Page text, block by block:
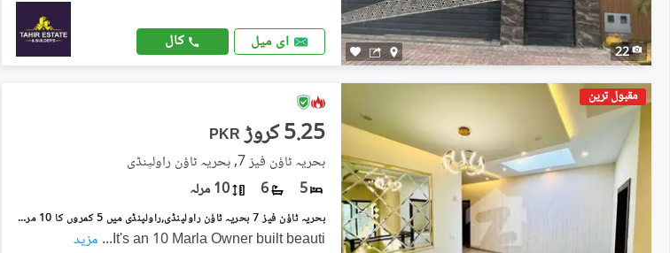
22 ای میل کال
مقبول ترین
PKR 5.25 کروڑ
بحریہ ٹاؤن فیز 7, بحریہ ٹاؤن راولپنڈی
5
6 10 مرلہ
بحریہ ٹاؤن فیز 7 بحریہ ٹاؤن راولپنڈی,راولپنڈی میں 5 کمروں کا 10 مرلہ مکان 5.25 کروڑ میں برائے فروخت۔
It's an 10 Marla Owner built beauti
... مزید